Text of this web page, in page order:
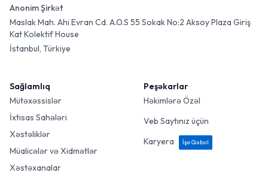
Anonim Şirkət
Maslak Mah. Ahi Evran Cd. A.O.S 55 Sokak No:2 Aksoy Plaza Giriş
Kat Kolektif House
İstanbul, Türkiye
Sağlamlıq
Mütəxəssislər
İxtisas Sahələri
Xəstəliklər
Müalicələr və Xidmətlər
Xəstəxanalar
Peşəkarlar
Həkimlərə Özəl
Veb Saytınız üçün
Karyera
İşə Qəbul